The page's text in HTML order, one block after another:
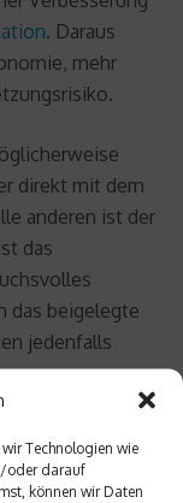
Technologien wie
oder darauf
können wir Daten
. Daraus
mehr
direkt mit dem
anderen ist der
das
das beigelegte
jedenfalls